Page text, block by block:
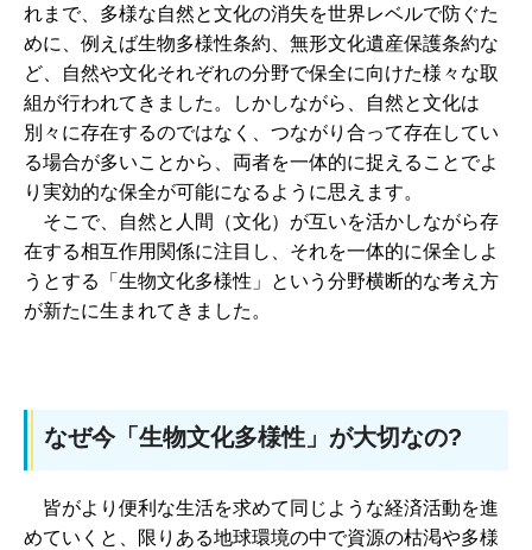
れまで、多様な自然と文化の消失を世界レベルで防ぐた
めに、例えば生物多様性条約、無形文化遺産保護条約な
ど、自然や文化それぞれの分野で保全に向けた様々な取
組が行われてきました。しかしながら、自然と文化は
別々に存在するのではなく、つながり合って存在してい
る場合が多いことから、両者を一体的に捉えることでよ
り実効的な保全が可能になるように思えます。
そこで、自然と人間（文化）が互いを活かしながら存
在する相互作用関係に注目し、それを一体的に保全しよ
うとする「生物文化多様性」という分野横断的な考え方
が新たに生まれてきました。
なぜ今「生物文化多様性」が大切なの?
皆がより便利な生活を求めて同じような経済活動を進
めていくと、限りある地球環境の中で資源の枯渇や多様